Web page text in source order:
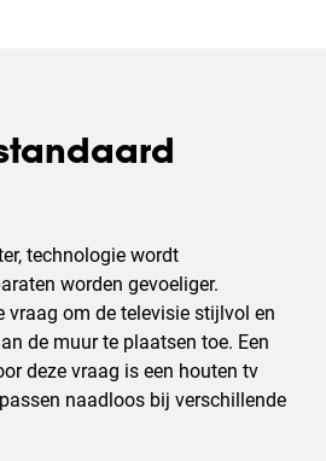
technologie wordt
worden gevoeliger.
vraag om de televisie stijlvol en
de muur te plaatsen toe. Een
deze vraag is een houten tv
naadloos bij verschillende